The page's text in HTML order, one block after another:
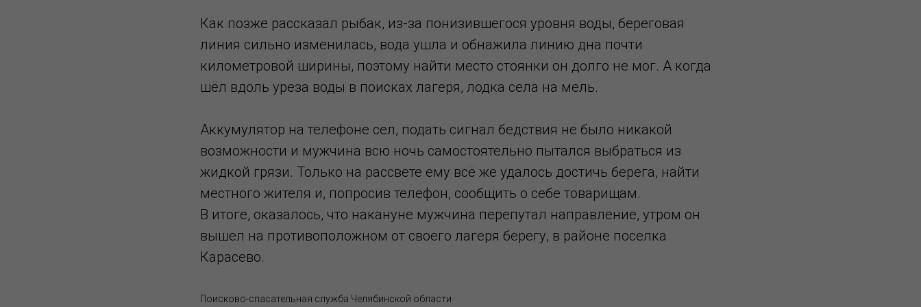
Как позже рассказал рыбак, из-за понизившегося уровня воды, береговая
линия сильно изменилась, вода ушла и обнажила линию дна почти
километровой ширины, поэтому найти место стоянки он долго не мог. А когда
шёл вдоль уреза воды в поисках лагеря, лодка села на мель.
Аккумулятор на телефоне сел, подать сигнал бедствия не было никакой
возможности и мужчина всю ночь самостоятельно пытался выбраться из
жидкой грязи. Только на рассвете ему всё же удалось достичь берега, найти
местного жителя и, попросив телефон, сообщить о себе товарищам.
В итоге, оказалось, что накануне мужчина перепутал направление, утром он
вышел на противоположном от своего лагеря берегу, в районе поселка
Карасево.
Поисково-спасательная служба Челябинской области